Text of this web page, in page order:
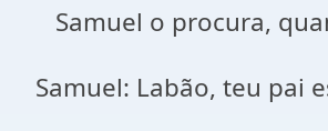
Samuel o procura,
Samuel: Labão, teu pai